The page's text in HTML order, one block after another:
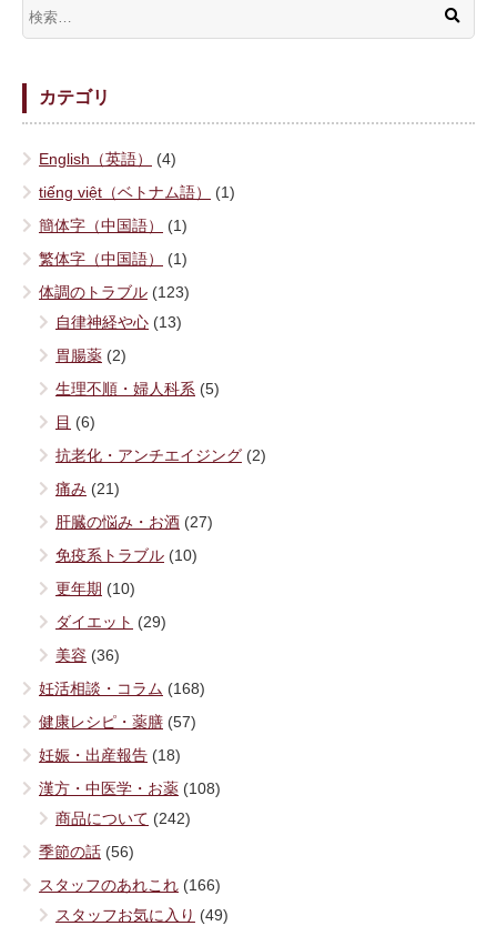
カテゴリ
English（英語）
(4)
tiếng việt（ベトナム語）
(1)
簡体字（中国語）
(1)
繁体字（中国語）
(1)
体調のトラブル (123)
自律神経や心 (13)
胃腸薬 (2)
生理不順・婦人科系 (5)
目 (6)
抗老化・アンチエイジング (2)
痛み (21)
肝臓の悩み・お酒 (27)
免疫系トラブル (10)
更年期 (10)
ダイエット (29)
美容 (36)
妊活相談・コラム (168)
健康レシピ・薬膳 (57)
妊娠・出産報告 (18)
漢方・中医学・お薬 (108)
商品について (242)
季節の話 (56)
スタッフのあれこれ (166)
スタッフお気に入り (49)